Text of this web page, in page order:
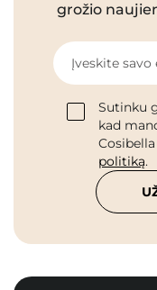
grožio
Įveskite savo
Sutinku
kad
politiką.